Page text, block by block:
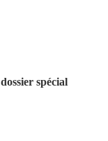
dossier spécial